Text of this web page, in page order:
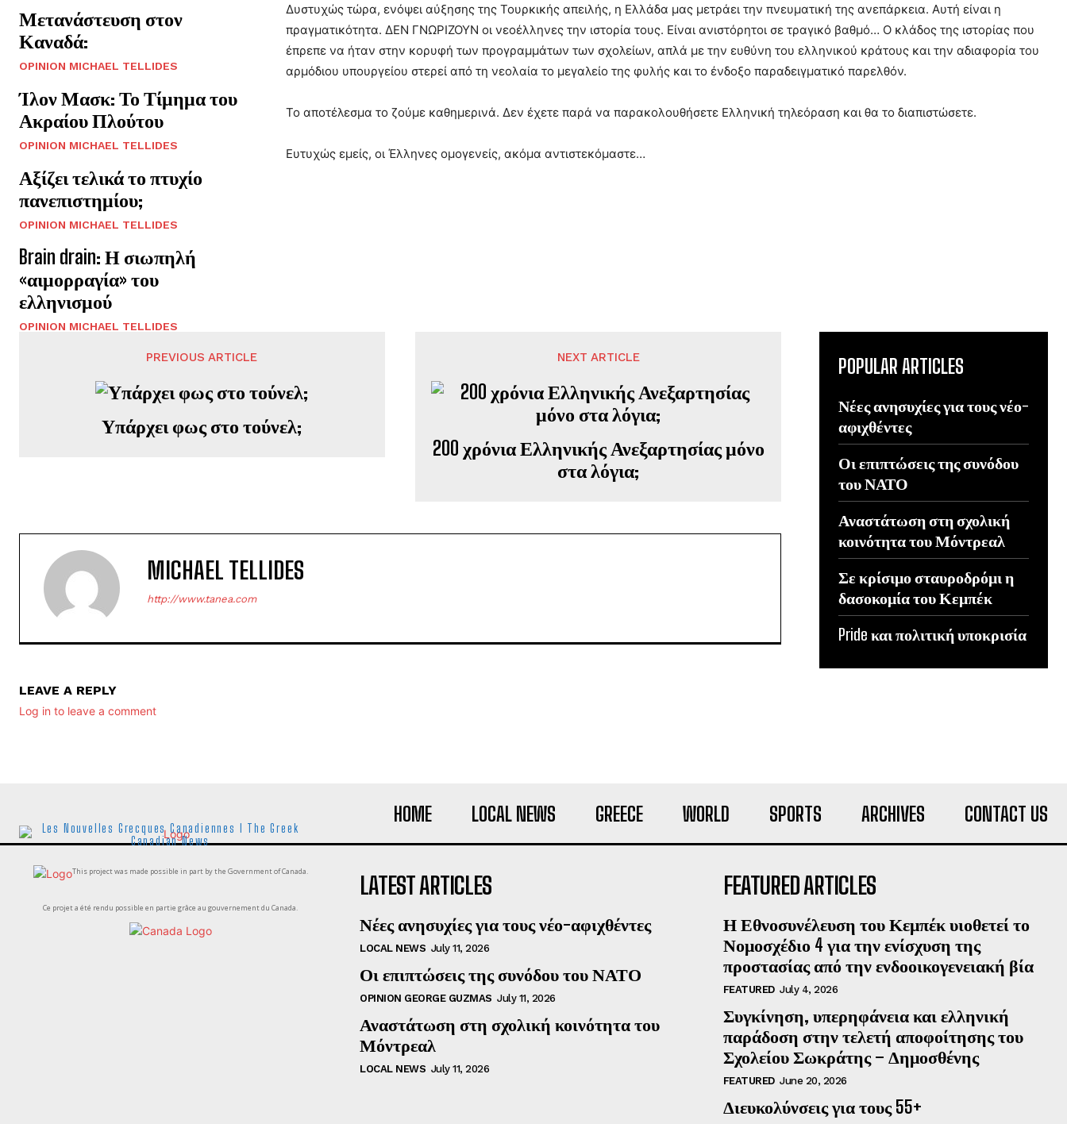
Μετανάστευση στον
Καναδά:
OPINION MICHAEL TELLIDES
Ίλον Μασκ: Το Τίμημα του
Ακραίου Πλούτου
OPINION MICHAEL TELLIDES
Αξίζει τελικά το πτυχίο
πανεπιστημίου;
OPINION MICHAEL TELLIDES
Brain drain: Η σιωπηλή
«αιμορραγία» του
ελληνισμού
OPINION MICHAEL TELLIDES
Δυστυχώς τώρα, ενόψει αύξησης της Τουρκικής απειλής, η Ελλάδα μας μετράει την πνευματική της ανεπάρκεια. Αυτή είναι η
πραγματικότητα. ΔΕΝ ΓΝΩΡΙΖΟΥΝ οι νεοέλληνες την ιστορία τους. Είναι ανιστόρητοι σε τραγικό βαθμό… Ο κλάδος της ιστορίας που
έπρεπε να ήταν στην κορυφή των προγραμμάτων των σχολείων, απλά με την ευθύνη του ελληνικού κράτους και την αδιαφορία του
αρμόδιου υπουργείου στερεί από τη νεολαία το μεγαλείο της φυλής και το ένδοξο παραδειγματικό παρελθόν.
Το αποτέλεσμα το ζούμε καθημερινά. Δεν έχετε παρά να παρακολουθήσετε Ελληνική τηλεόραση και θα το διαπιστώσετε.
Ευτυχώς εμείς, οι Έλληνες ομογενείς, ακόμα αντιστεκόμαστε…
PREVIOUS ARTICLE
Υπάρχει φως στο τούνελ;
NEXT ARTICLE
200 χρόνια Ελληνικής Ανεξαρτησίας μόνο
στα λόγια;
MICHAEL TELLIDES
http://www.tanea.com
LEAVE A REPLY
Log in to leave a comment
POPULAR ARTICLES
Νέες ανησυχίες για τους νέο-
αφιχθέντες
Οι επιπτώσεις της συνόδου
του ΝΑΤΟ
Αναστάτωση στη σχολική
κοινότητα του Μόντρεαλ
Σε κρίσιμο σταυροδρόμι η
δασοκομία του Κεμπέκ
Pride και πολιτική υποκρισία
HOME LOCAL NEWS GREECE WORLD SPORTS ARCHIVES CONTACT US
Les Nouvelles Grecques Canadiennes I The Greek
Canadian News
This project was made possible in part by the Government of Canada.
Ce projet a été rendu possible en partie grâce au gouvernement du Canada.
LATEST ARTICLES
Νέες ανησυχίες για τους νέο-αφιχθέντες
LOCAL NEWS July 11, 2026
Οι επιπτώσεις της συνόδου του ΝΑΤΟ
OPINION GEORGE GUZMAS July 11, 2026
Αναστάτωση στη σχολική κοινότητα του
Μόντρεαλ
LOCAL NEWS July 11, 2026
FEATURED ARTICLES
Η Εθνοσυνέλευση του Κεμπέκ υιοθετεί το
Νομοσχέδιο 4 για την ενίσχυση της
προστασίας από την ενδοοικογενειακή βία
FEATURED July 4, 2026
Συγκίνηση, υπερηφάνεια και ελληνική
παράδοση στην τελετή αποφοίτησης του
Σχολείου Σωκράτης – Δημοσθένης
FEATURED June 20, 2026
Διευκολύνσεις για τους 55+